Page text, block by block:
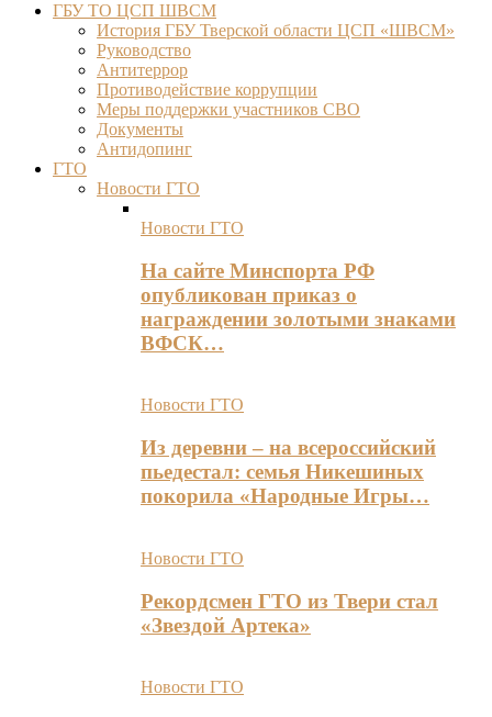
ГБУ ТО ЦСП ШВСМ
История ГБУ Тверской области ЦСП «ШВСМ»
Руководство
Антитеррор
Противодействие коррупции
Меры поддержки участников СВО
Документы
Антидопинг
ГТО
Новости ГТО
Новости ГТО
На сайте Минспорта РФ
опубликован приказ о
награждении золотыми знаками
ВФСК…
Новости ГТО
Из деревни – на всероссийский
пьедестал: семья Никешиных
покорила «Народные Игры…
Новости ГТО
Рекордсмен ГТО из Твери стал
«Звездой Артека»
Новости ГТО